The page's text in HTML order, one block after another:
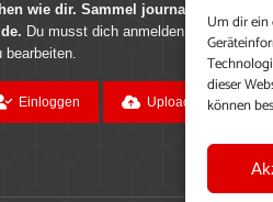
Um dir ein
dieser
können
wie dir. Sammel journalistische
Du musst dich anmelden, um alle
bearbeiten.
Einloggen Upload ohne Login